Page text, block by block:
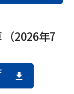
（2026年7